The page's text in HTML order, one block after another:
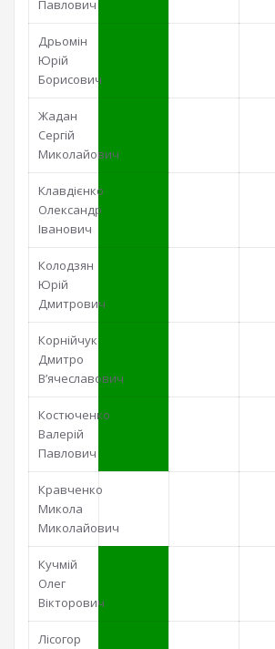
Павлович
Дрьомін
Юрій
Борисович
Жадан
Сергій
Миколайович
Клавдієнко
Олександр
Іванович
Колодзян
Юрій
Дмитрович
Корнійчук
Дмитро
В’ячеславович
Костюченко
Валерій
Павлович
Кравченко
Микола
Миколайович
Кучмій
Олег
Вікторович
Лісогор